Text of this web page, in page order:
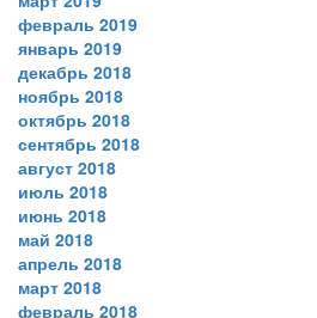
февраль 2019
январь 2019
декабрь 2018
ноябрь 2018
октябрь 2018
сентябрь 2018
август 2018
июль 2018
июнь 2018
май 2018
апрель 2018
март 2018
февраль 2018